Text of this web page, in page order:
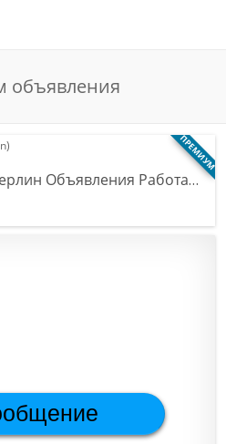
объявления
ПРЕМИУМ
Объявления Работа…